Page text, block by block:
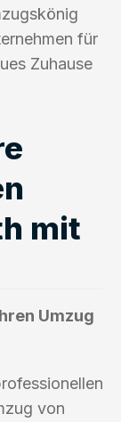
für
Zuhause
mit
Umzug
von